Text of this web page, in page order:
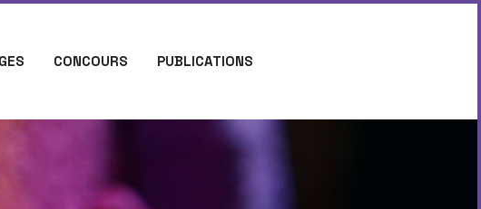
CONCOURS PUBLICATIONS